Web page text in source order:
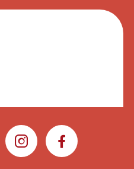
INSTAGRAMFACEBOOK